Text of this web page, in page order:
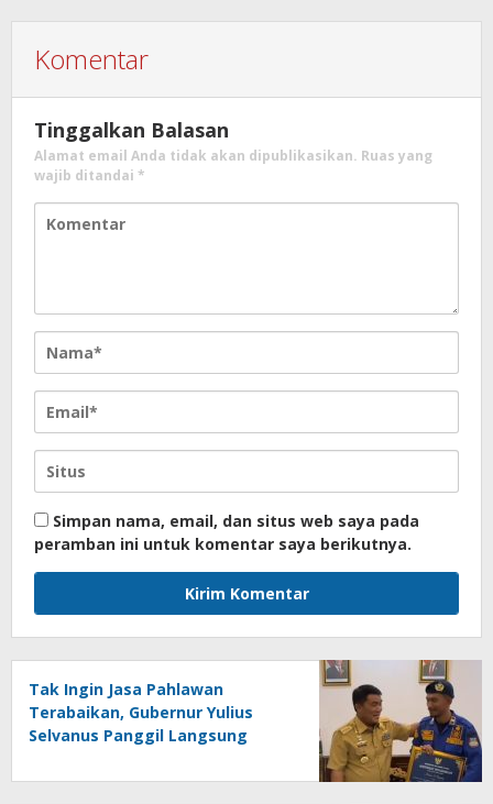
Komentar
Tinggalkan Balasan
Alamat email Anda tidak akan dipublikasikan. Ruas yang
wajib ditandai *
Simpan nama, email, dan situs web saya pada
peramban ini untuk komentar saya berikutnya.
Tak Ingin Jasa Pahlawan
Terabaikan, Gubernur Yulius
Selvanus Panggil Langsung